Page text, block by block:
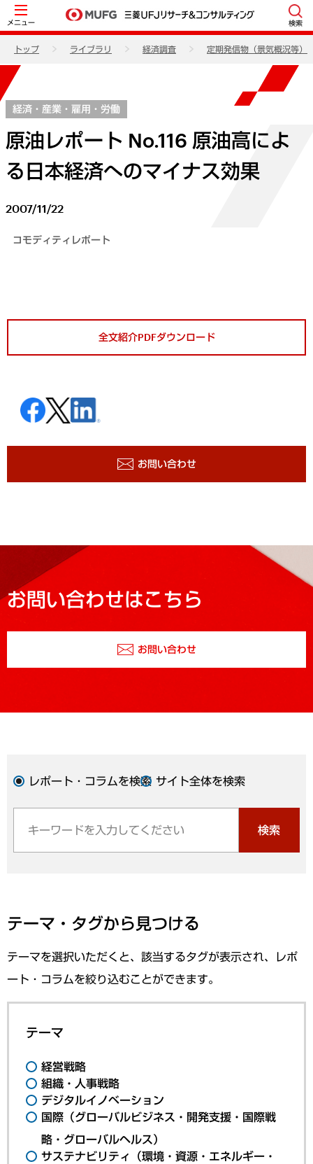
メニュー 検索
トップ ライブラリ 経済調査 定期発信物（景気概況等）
経済・産業・雇用・労働
原油レポート No.116 原油高によ
る日本経済へのマイナス効果
2007/11/22
コモディティレポート
全文紹介PDFダウンロード
お問い合わせ
お問い合わせはこちら
お問い合わせ
レポート・コラムを検索 サイト全体を検索
検索
テーマ・タグから見つける
テーマを選択いただくと、該当するタグが表示され、レポ
ート・コラムを絞り込むことができます。
テーマ
経営戦略
組織・人事戦略
デジタルイノベーション
国際（グローバルビジネス・開発支援・国際戦
略・グローバルヘルス）
サステナビリティ（環境・資源・エネルギー・